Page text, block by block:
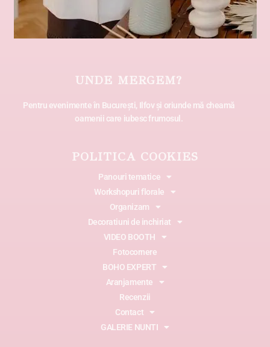
UNDE MERGEM?
Pentru evenimente în București, Ilfov și oriunde mă cheamă
oamenii care iubesc frumosul.
POLITICA COOKIES
Panouri tematice
Workshopuri florale
Organizam
Decoratiuni de inchiriat
VIDEO BOOTH
Fotocornere
BOHO EXPERT
Aranjamente
Recenzii
Contact
GALERIE NUNTI